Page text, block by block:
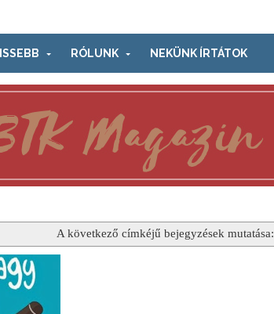
RÓLUNK NEKÜNK ÍRTÁTOK
A következő címkéjű bejegyzések mutatása: